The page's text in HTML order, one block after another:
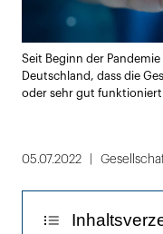
Seit Beginn der
Deutschland, dass die
oder sehr gut
05.07.2022